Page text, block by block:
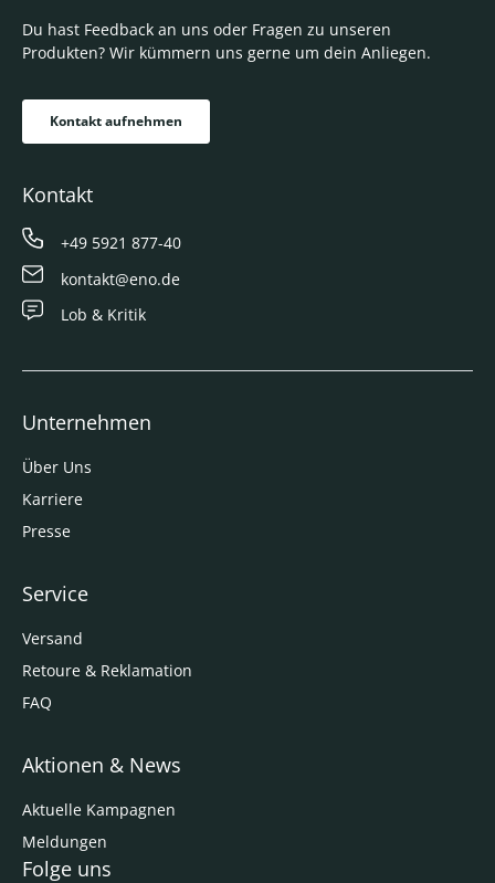
Du hast Feedback an uns oder Fragen zu unseren
Produkten? Wir kümmern uns gerne um dein Anliegen.
Kontakt aufnehmen
Kontakt
+49 5921 877-40
kontakt@eno.de
Lob & Kritik
Unternehmen
Über Uns
Karriere
Presse
Service
Versand
Retoure & Reklamation
FAQ
Aktionen & News
Aktuelle Kampagnen
Meldungen
Folge uns